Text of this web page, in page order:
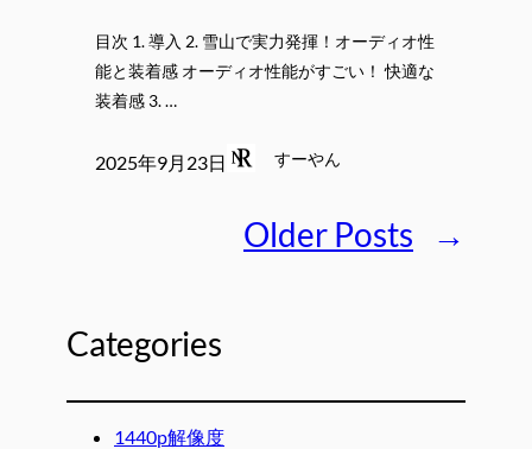
目次 1. 導入 2. 雪山で実力発揮！オーディオ性
能と装着感 オーディオ性能がすごい！ 快適な
装着感 3. …
2025年9月23日 すーやん
Older Posts →
Categories
1440p解像度